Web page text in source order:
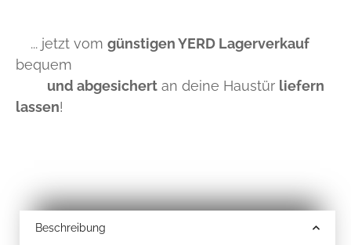
... jetzt vom günstigen YERD Lagerverkauf
bequem
und abgesichert an deine Haustür liefern
lassen!
Beschreibung